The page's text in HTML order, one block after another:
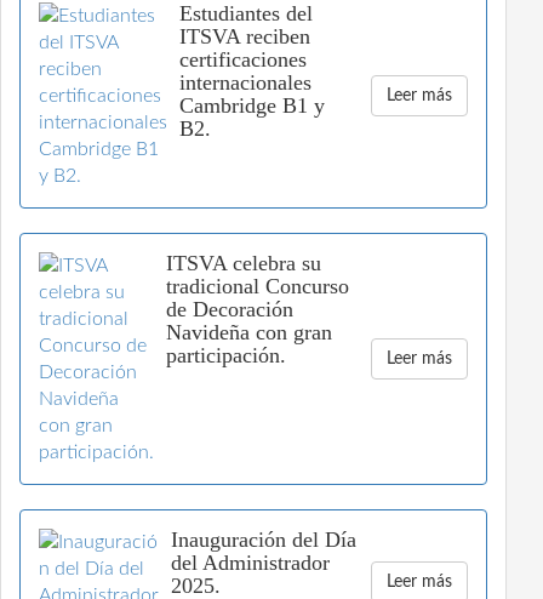
Estudiantes del
ITSVA reciben
certificaciones
internacionales
Cambridge B1 y
B2.
Leer más
ITSVA celebra su
tradicional Concurso
de Decoración
Navideña con gran
participación.
Leer más
Inauguración del Día
del Administrador
2025.
Leer más